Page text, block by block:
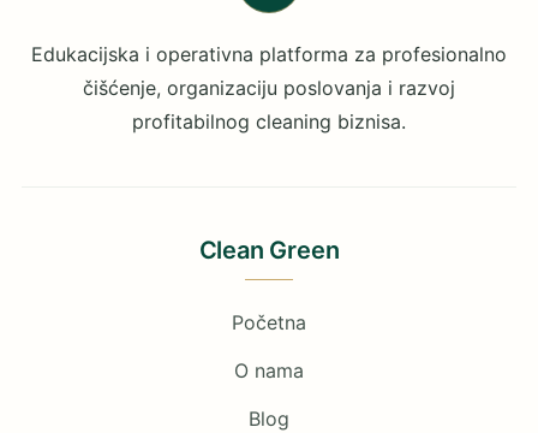
Edukacijska i operativna platforma za profesionalno
čišćenje, organizaciju poslovanja i razvoj
profitabilnog cleaning biznisa.
Clean Green
Početna
O nama
Blog